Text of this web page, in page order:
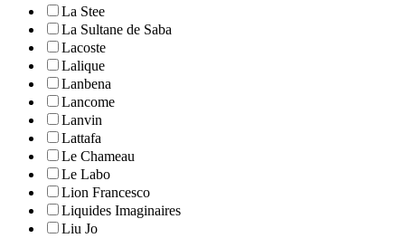
La Stee
La Sultane de Saba
Lacoste
Lalique
Lanbena
Lancome
Lanvin
Lattafa
Le Chameau
Le Labo
Lion Francesco
Liquides Imaginaires
Liu Jo